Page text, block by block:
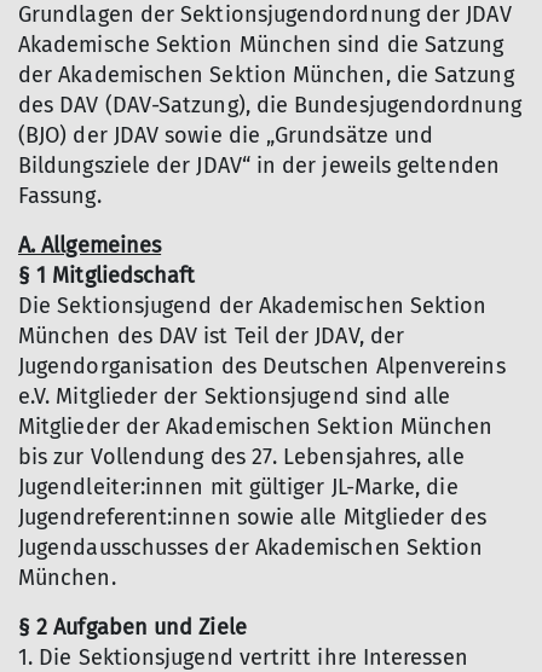
Grundlagen der Sektionsjugendordnung der JDAV
Akademische Sektion München sind die Satzung
der Akademischen Sektion München, die Satzung
des DAV (DAV-Satzung), die Bundesjugendordnung
(BJO) der JDAV sowie die „Grundsätze und
Bildungsziele der JDAV“ in der jeweils geltenden
Fassung.
A. Allgemeines
§ 1 Mitgliedschaft
Die Sektionsjugend der Akademischen Sektion
München des DAV ist Teil der JDAV, der
Jugendorganisation des Deutschen Alpenvereins
e.V. Mitglieder der Sektionsjugend sind alle
Mitglieder der Akademischen Sektion München
bis zur Vollendung des 27. Lebensjahres, alle
Jugendleiter:innen mit gültiger JL-Marke, die
Jugendreferent:innen sowie alle Mitglieder des
Jugendausschusses der Akademischen Sektion
München.
§ 2 Aufgaben und Ziele
1. Die Sektionsjugend vertritt ihre Interessen